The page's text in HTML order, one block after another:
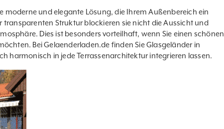
moderne und elegante Lösung, die Ihrem Außenbereich ein
transparenten Struktur blockieren sie nicht die Aussicht und
Dies ist besonders vorteilhaft, wenn Sie einen schönen
BeiGelaenderladen.de finden Sie Glasgeländer in
harmonisch in jede Terrassenarchitektur integrieren lassen.